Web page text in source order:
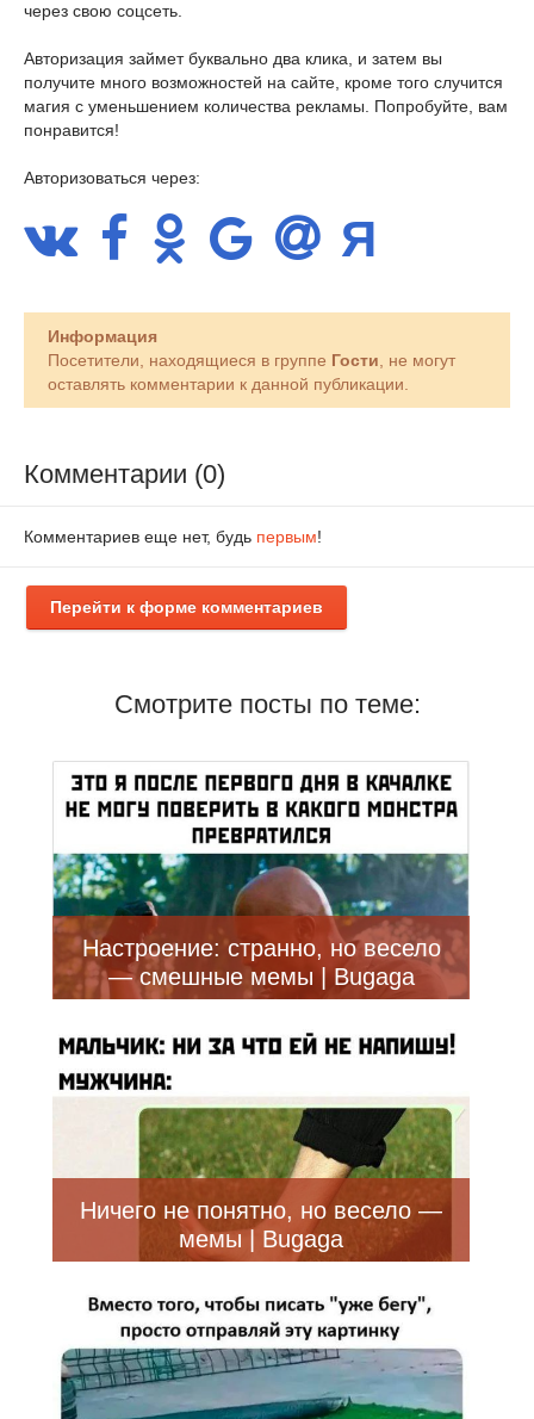
через свою соцсеть.
Авторизация займет буквально два клика, и затем вы
получите много возможностей на сайте, кроме того случится
магия с уменьшением количества рекламы. Попробуйте, вам
понравится!
Авторизоваться через:
Информация
Посетители, находящиеся в группе Гости, не могут
оставлять комментарии к данной публикации.
Комментарии (0)
Комментариев еще нет, будь первым!
Перейти к форме комментариев
Смотрите посты по теме:
Настроение: странно, но весело
— смешные мемы | Bugaga
Ничего не понятно, но весело —
мемы | Bugaga